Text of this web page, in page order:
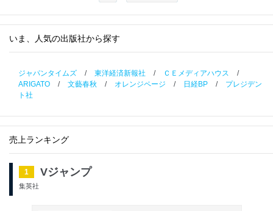
いま、人気の出版社から探す
ジャパンタイムズ / 東洋経済新報社 / ＣＥメディアハウス
/
ARIGATO
/ 文藝春秋 / オレンジページ / 日経BP /
プレジデン
ト社
売上ランキング
1 Vジャンプ
集英社